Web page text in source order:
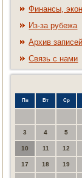
Финансы,
Из-за рубежа
Архив записей
Связь с нами
Пн Вт Ср
3 4 5
10 11 12
17 18 19